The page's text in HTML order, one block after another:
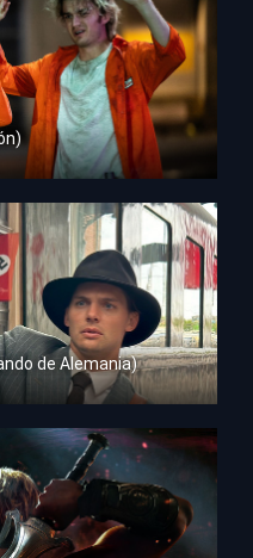
de Alemania)